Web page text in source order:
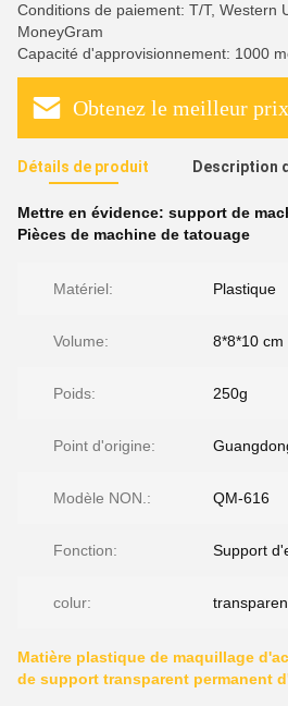
Conditions de paiement: T/T, Western
MoneyGram
Capacité d'approvisionnement: 1000
Obtenez le meilleur prix
Détails de produit Description
Mettre en évidence: support de
Pièces de machine de tatouage
Matériel: Plastique
Volume: 8*8*10 cm
Poids: 250g
Point d'origine:
Modèle NON.: QM-616
Fonction: Support
colur:
Matière plastique de maquillage
de support transparent permanent